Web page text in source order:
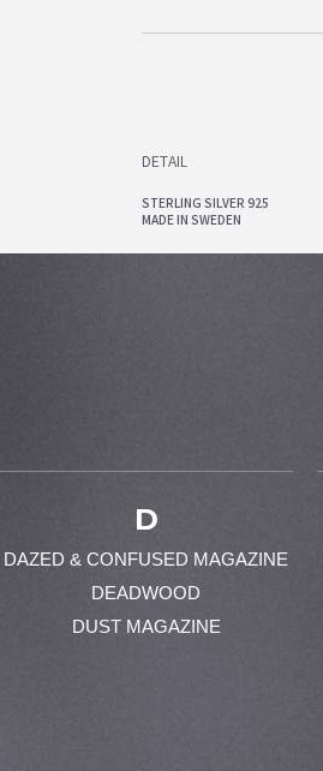
DETAIL
STERLING SILVER 925
MADE IN SWEDEN
D
DAZED & CONFUSED MAGAZINE
DEADWOOD
DUST MAGAZINE